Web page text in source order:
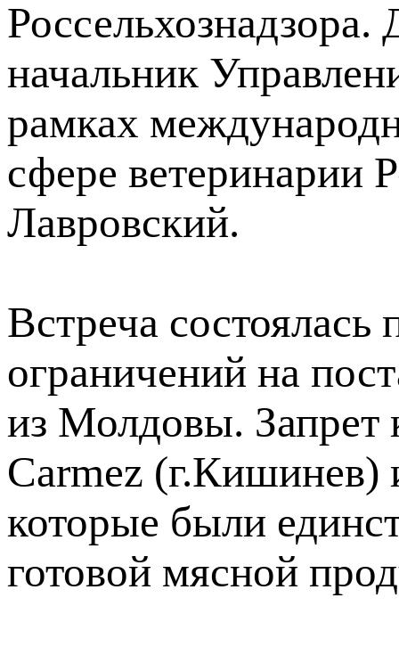
начальник
рамках
сфере ветеринарии
Лавровский.
Встреча
ограничений на
из Молдовы. Запрет
Carmez (г.Кишинев)
которые были
готовой мясной